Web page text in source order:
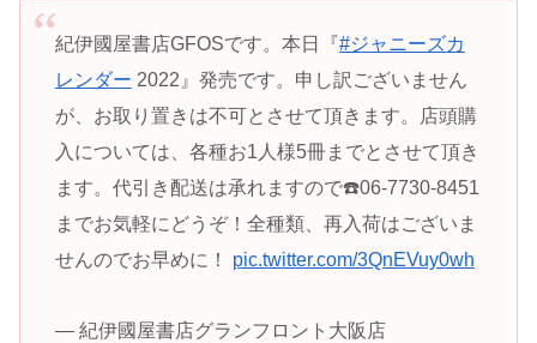
紀伊國屋書店GFOSです。本日『#ジャニーズカ
レンダー 2022』発売です。申し訳ございません
が、お取り置きは不可とさせて頂きます。店頭購
入については、各種お1人様5冊までとさせて頂き
ます。代引き配送は承れますので☎️06-7730-8451
までお気軽にどうぞ！全種類、再入荷はございま
せんのでお早めに！ pic.twitter.com/3QnEVuy0wh
— 紀伊國屋書店グランフロント大阪店